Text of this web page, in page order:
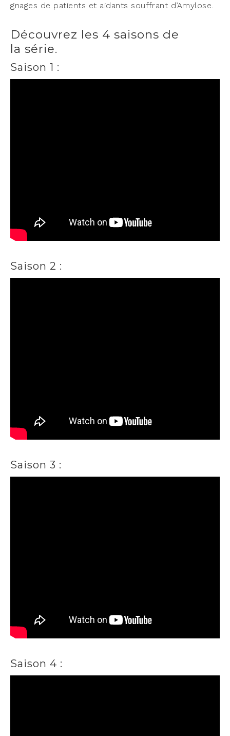
gnages de patients et aidants souf­frant d’Amylose.
Découvrez les 4 saisons de
la série.
Saison 1 :
Saison 2 :
Saison 3 :
Saison 4 :